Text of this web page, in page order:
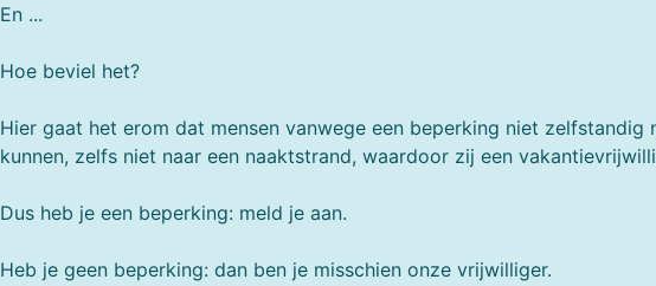
En ...
Hoe beviel het?
Hier gaat het erom dat mensen vanwege een beperking niet zelfstandig
kunnen, zelfs niet naar een naaktstrand, waardoor zij een
Dus heb je een beperking: meld je aan.
Heb je geen beperking: dan ben je misschien onze vrijwilliger.